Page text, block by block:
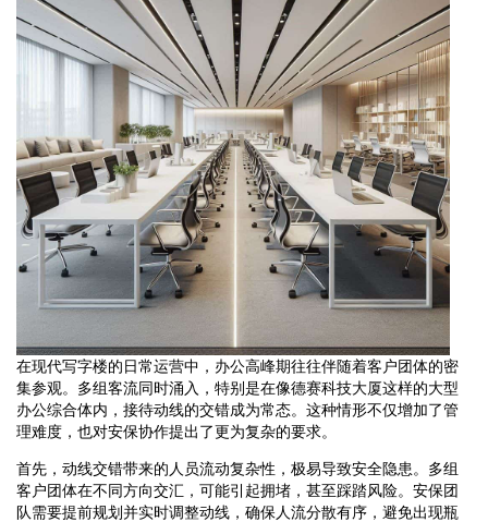
在现代写字楼的日常运营中，办公高峰期往往伴随着客户团体的密
集参观。多组客流同时涌入，特别是在像德赛科技大厦这样的大型
办公综合体内，接待动线的交错成为常态。这种情形不仅增加了管
理难度，也对安保协作提出了更为复杂的要求。
首先，动线交错带来的人员流动复杂性，极易导致安全隐患。多组
客户团体在不同方向交汇，可能引起拥堵，甚至踩踏风险。安保团
队需要提前规划并实时调整动线，确保人流分散有序，避免出现瓶